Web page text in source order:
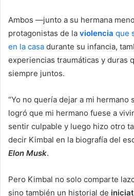
Ambos ―junto a su hermana
protagonistas de la violencia que
en la casa durante su infancia,
experiencias traumáticas y duras
siempre juntos.
“Yo no quería dejar a mi hermano
logró que mi hermano fuese a
sentir culpable y luego hizo otro
decir Kimbal en la biografía del
Elon Musk.
Pero Kimbal no solo comparte
sino también un historial de